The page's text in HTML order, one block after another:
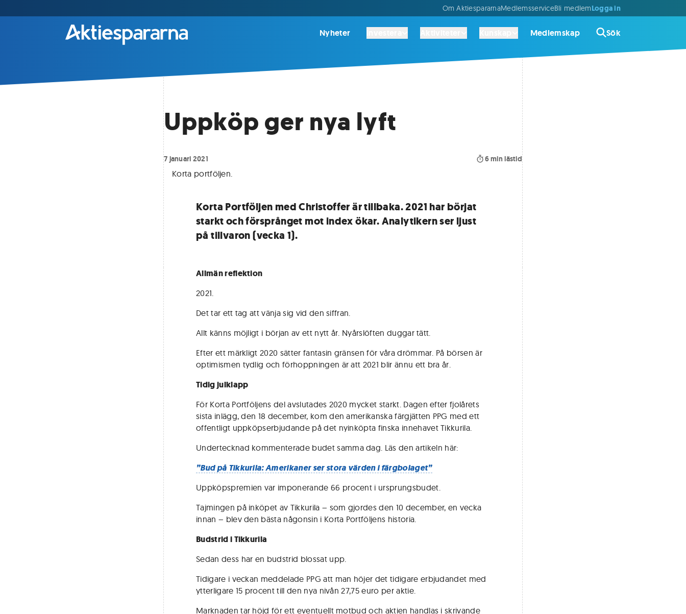
Om AktiespararnaMedlemsserviceBli medlemLogga in
Nyheter Medlemskap Sök
Uppköp ger nya lyft
7 januari 2021 6min lästid
Korta portföljen.
Korta Portföljen med Christoffer är tillbaka. 2021 har börjat
starkt och försprånget mot index ökar. Analytikern ser ljust
på tillvaron (vecka 1).
Allmän reflektion
2021.
Det tar ett tag att vänja sig vid den siffran.
Allt känns möjligt i början av ett nytt år. Nyårslöften duggar tätt.
Efter ett märkligt 2020 sätter fantasin gränsen för våra drömmar. På börsen är
optimismen tydlig och förhoppningen är att 2021 blir ännu ett bra år.
Tidig julklapp
För Korta Portföljens del avslutades 2020 mycket starkt. Dagen efter fjolårets
sista inlägg, den 18 december, kom den amerikanska färgjätten PPG med ett
offentligt uppköpserbjudande på det nyinköpta finska innehavet Tikkurila.
Undertecknad kommenterade budet samma dag. Läs den artikeln här:
”Bud på Tikkurila: Amerikaner ser stora värden i färgbolaget”
Uppköpspremien var imponerande 66 procent i ursprungsbudet.
Tajmingen på inköpet av Tikkurila – som gjordes den 10 december, en vecka
innan – blev den bästa någonsin i Korta Portföljens historia.
Budstrid i Tikkurila
Sedan dess har en budstrid blossat upp.
Tidigare i veckan meddelade PPG att man höjer det tidigare erbjudandet med
ytterligare 15 procent till den nya nivån 27,75 euro per aktie.
Marknaden tar höjd för ett eventuellt motbud och aktien handlas i skrivande